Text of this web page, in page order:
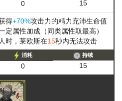
0 15
得+70%攻击力的精力充沛生命值
定属性加成（同类属性取最高）
时，莱欧斯在15秒内无法攻击
消耗
0
持续
15